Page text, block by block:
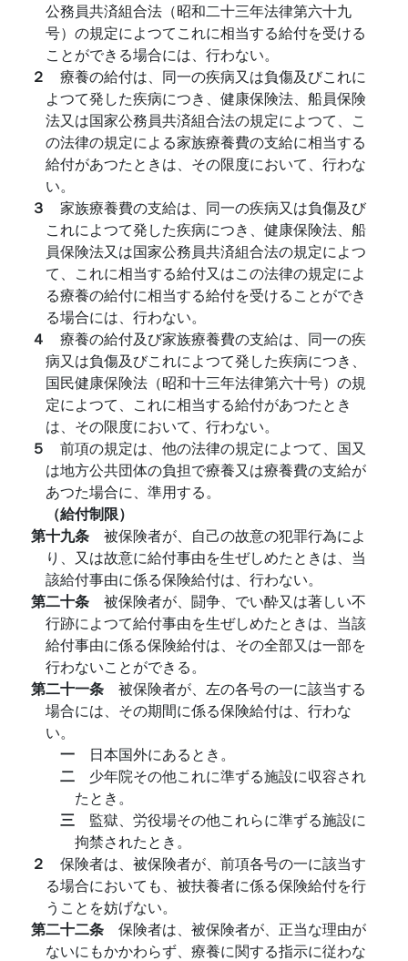
公務員共済組合法（昭和二十三年法律第六十九
号）の規定によつてこれに相当する給付を受ける
ことができる場合には、行わない。
２ 療養の給付は、同一の疾病又は負傷及びこれに
よつて発した疾病につき、健康保険法、船員保険
法又は国家公務員共済組合法の規定によつて、こ
の法律の規定による家族療養費の支給に相当する
給付があつたときは、その限度において、行わな
い。
３ 家族療養費の支給は、同一の疾病又は負傷及び
これによつて発した疾病につき、健康保険法、船
員保険法又は国家公務員共済組合法の規定によつ
て、これに相当する給付又はこの法律の規定によ
る療養の給付に相当する給付を受けることができ
る場合には、行わない。
４ 療養の給付及び家族療養費の支給は、同一の疾
病又は負傷及びこれによつて発した疾病につき、
国民健康保険法（昭和十三年法律第六十号）の規
定によつて、これに相当する給付があつたとき
は、その限度において、行わない。
５ 前項の規定は、他の法律の規定によつて、国又
は地方公共団体の負担で療養又は療養費の支給が
あつた場合に、準用する。
（給付制限）
第十九条 被保険者が、自己の故意の犯罪行為によ
り、又は故意に給付事由を生ぜしめたときは、当
該給付事由に係る保険給付は、行わない。
第二十条 被保険者が、闘争、でい酔又は著しい不
行跡によつて給付事由を生ぜしめたときは、当該
給付事由に係る保険給付は、その全部又は一部を
行わないことができる。
第二十一条 被保険者が、左の各号の一に該当する
場合には、その期間に係る保険給付は、行わな
い。
一 日本国外にあるとき。
二 少年院その他これに準ずる施設に収容され
たとき。
三 監獄、労役場その他これらに準ずる施設に
拘禁されたとき。
２ 保険者は、被保険者が、前項各号の一に該当す
る場合においても、被扶養者に係る保険給付を行
うことを妨げない。
第二十二条 保険者は、被保険者が、正当な理由が
ないにもかかわらず、療養に関する指示に従わな